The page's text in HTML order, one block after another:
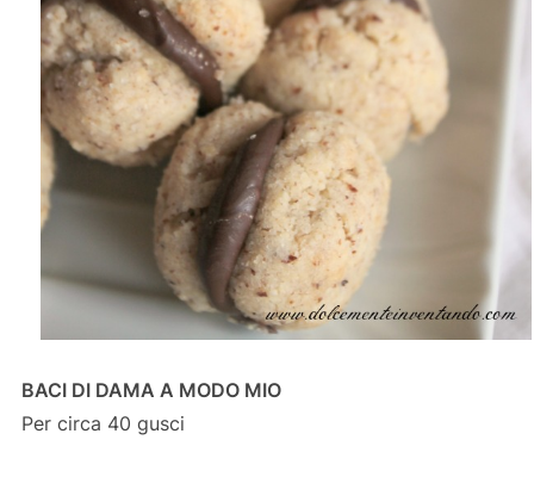
BACI DI DAMA A MODO MIO
Per circa 40 gusci